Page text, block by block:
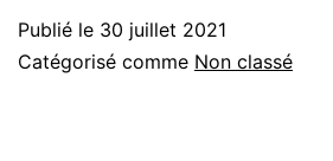
Publié le 30 juillet 2021
Catégorisé comme Non classé